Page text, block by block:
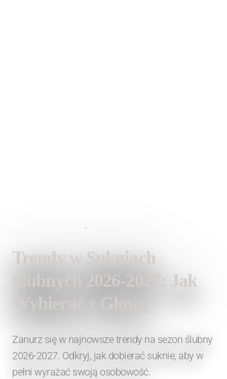
•
Trendy w Sukniach
Ślubnych 2026-2027: Jak
Wybierać z Głową
Zanurz się w najnowsze trendy na sezon ślubny
2026-2027. Odkryj, jak dobierać suknie, aby w
pełni wyrażać swoją osobowość.